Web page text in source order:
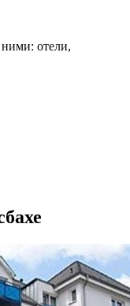
отели,